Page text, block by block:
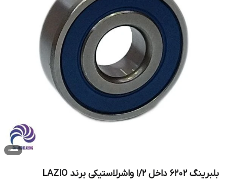
بلبرینگ 6202 داخل 1/2 واشرلاستیکی برند LAZIO